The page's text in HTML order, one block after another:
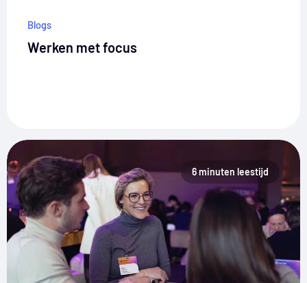
Blogs
Werken met focus
6 minuten leestijd